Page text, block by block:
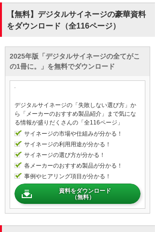
【無料】デジタルサイネージの豪華資料
をダウンロード（全116ページ）
2025年版「デジタルサイネージの全てがこ
の1冊に。」を無料でダウンロード
デジタルサイネージの「失敗しない選び方」か
ら「メーカーのおすすめ製品紹介」まで気にな
る情報が盛りだくさんの「全116ページ」
サイネージの市場や仕組みが分かる！
サイネージの利用用途が分かる！
サイネージの選び方が分かる！
各メーカーのおすすめ製品が分かる！
事例やヒアリング項目が分かる！
資料をダウンロード
（無料）